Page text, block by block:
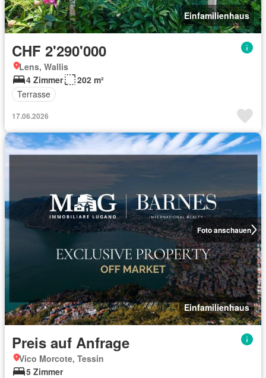
Einfamilienhaus
CHF 2'290'000
Lens, Wallis
4 Zimmer
202 m²
Terrasse
17.06.2026
Foto anschauen
Einfamilienhaus
Preis auf Anfrage
Vico Morcote, Tessin
5 Zimmer